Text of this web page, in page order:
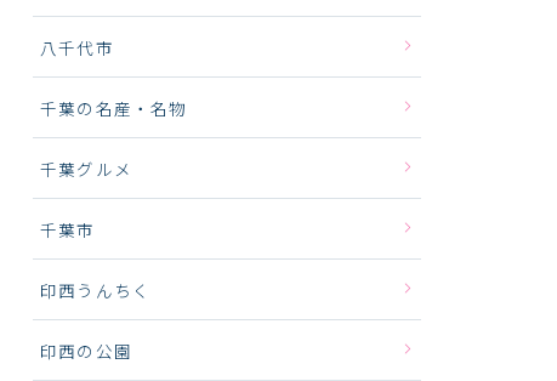
八千代市
千葉の名産・名物
千葉グルメ
千葉市
印西うんちく
印西の公園